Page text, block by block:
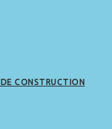
CONSTRUCTION